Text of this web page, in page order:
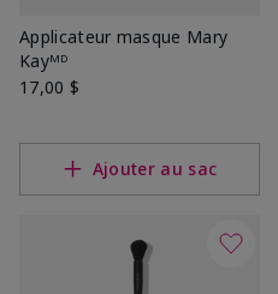
Applicateur masque Mary
Kayᴹᴰ
17,00 $
Ajouter au sac